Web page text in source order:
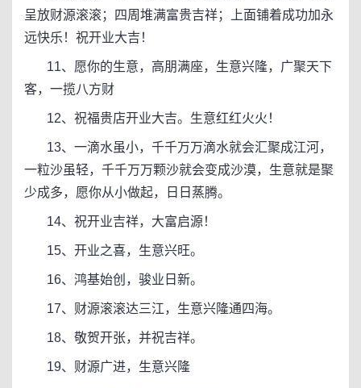
呈放财源滚滚；四周堆满富贵吉祥；上面铺着成功加永
远快乐！祝开业大吉！
11、愿你的生意，高朋满座，生意兴隆，广聚天下
客，一揽八方财
12、祝福贵店开业大吉。生意红红火火！
13、一滴水虽小，千千万万滴水就会汇聚成江河，
一粒沙虽轻，千千万万颗沙就会变成沙漠，生意就是聚
少成多，愿你从小做起，日日蒸腾。
14、祝开业吉祥，大富启源！
15、开业之喜，生意兴旺。
16、鸿基始创，骏业日新。
17、财源滚滚达三江，生意兴隆通四海。
18、敬贺开张，并祝吉祥。
19、财源广进，生意兴隆